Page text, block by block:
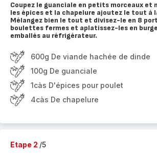
Coupez le guanciale en petits morceaux et
les épices et la chapelure ajoutez le tout à
Mélangez bien le tout et divisez-le en 8
boulettes fermes et aplatissez-les en
emballés au réfrigérateur.
600g De viande hachée de dinde
100g De guanciale
1càs D'épices pour poulet
4càs De chapelure
Etape 2 /5